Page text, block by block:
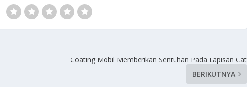
Coating Mobil Memberikan Sentuhan Pada Lapisan Cat
BERIKUTNYA